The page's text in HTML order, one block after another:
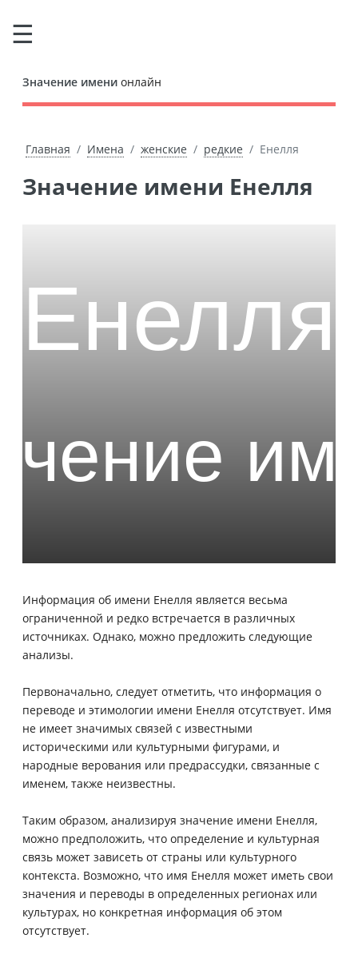
Значение имени онлайн
Главная Имена женские редкие Енелля
Значение имени Енелля
Информация об имени Енелля является весьма
ограниченной и редко встречается в различных
источниках. Однако, можно предложить следующие
анализы.
Первоначально, следует отметить, что информация о
переводе и этимологии имени Енелля отсутствует. Имя
не имеет значимых связей с известными
историческими или культурными фигурами, и
народные верования или предрассудки, связанные с
именем, также неизвестны.
Таким образом, анализируя значение имени Енелля,
можно предположить, что определение и культурная
связь может зависеть от страны или культурного
контекста. Возможно, что имя Енелля может иметь свои
значения и переводы в определенных регионах или
культурах, но конкретная информация об этом
отсутствует.